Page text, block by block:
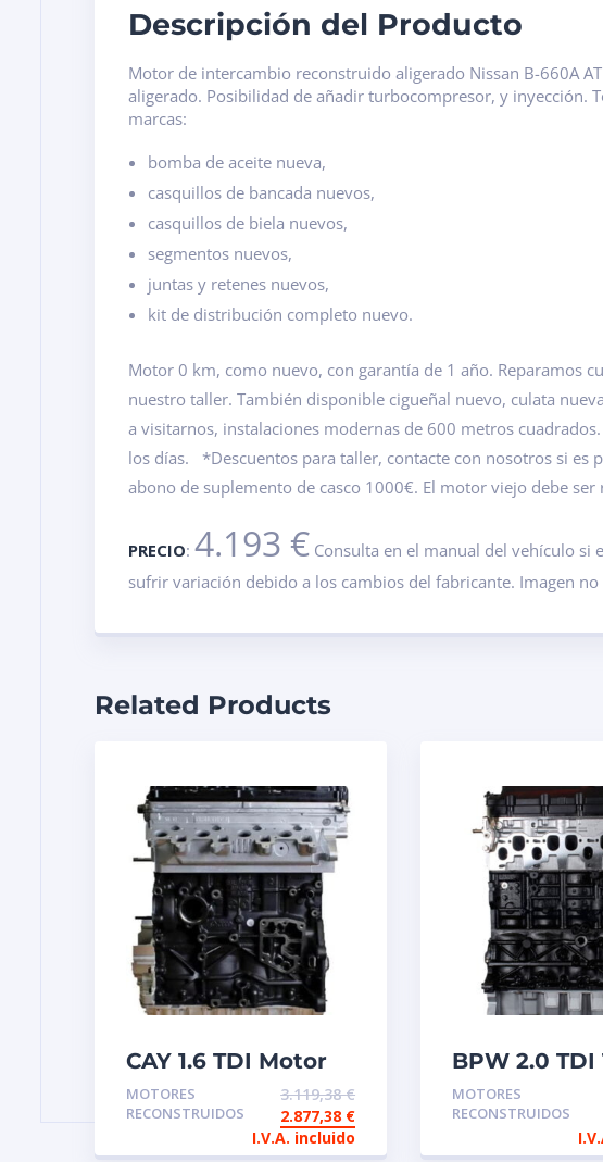
Descripción del Producto
Motor de intercambio reconstruido aligerado Nissan B-660A
aligerado. Posibilidad de añadir turbocompresor, y inyección.
marcas:
bomba de aceite nueva,
casquillos de bancada nuevos,
casquillos de biela nuevos,
segmentos nuevos,
juntas y retenes nuevos,
kit de distribución completo nuevo.
Motor 0 km, como nuevo, con garantía de 1 año. Reparamos
nuestro taller. También disponible cigueñal nuevo, culata
a visitarnos, instalaciones modernas de 600 metros
los días. *Descuentos para taller, contacte con nosotros si
abono de suplemento de casco 1000€. El motor viejo debe
PRECIO: 4.193 € Consulta en el manual del vehículo
sufrir variación debido a los cambios del fabricante. Imagen
Related Products
CAY 1.6 TDI Motor
de intercambio
reconstruido
MOTORES
RECONSTRUIDOS
3.119,38€
2.877,38 €
I.V.A. incluido
BPW 2.0 TDI
8V Motor de
intercambio
reconstruido
MOTORES
RECONSTRUIDOS